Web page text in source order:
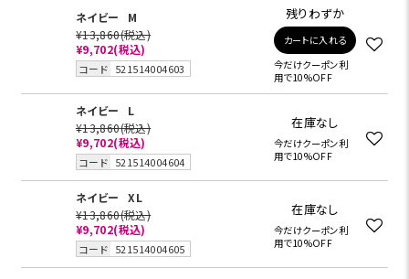
ネイビー
M
¥13,860(税込)
¥9,702(税込)
コード 521514004603
残りわずか
カートに入れる
今だけクーポン利
用で10%OFF
ネイビー
L
¥13,860(税込)
¥9,702(税込)
コード 521514004604
在庫なし
今だけクーポン利
用で10%OFF
ネイビー
XL
¥13,860(税込)
¥9,702(税込)
コード 521514004605
在庫なし
今だけクーポン利
用で10%OFF